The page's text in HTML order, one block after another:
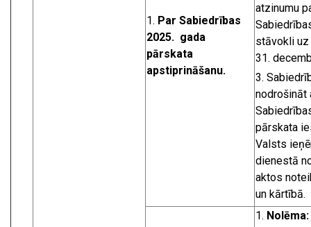
1. Par Sabiedrības
2025. gada
pārskata
apstiprināšanu.
atzinumu
stāvokli uz
31.
nodrošināt
pārskata
Valsts
dienestā
aktos
un kārtībā.
Nolēma: